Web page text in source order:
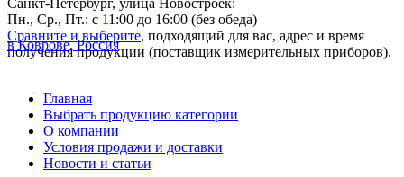
Санкт-Петербург, улица Новостроек:
Пн., Ср., Пт.: с 11:00 до 16:00 (без обеда)
Сравните и выберите, подходящий для вас, адрес и время
получения продукции (поставщик измерительных приборов).
в Коврове, Россия
Главная
Выбрать продукцию категории
О компании
Условия продажи и доставки
Новости и статьи